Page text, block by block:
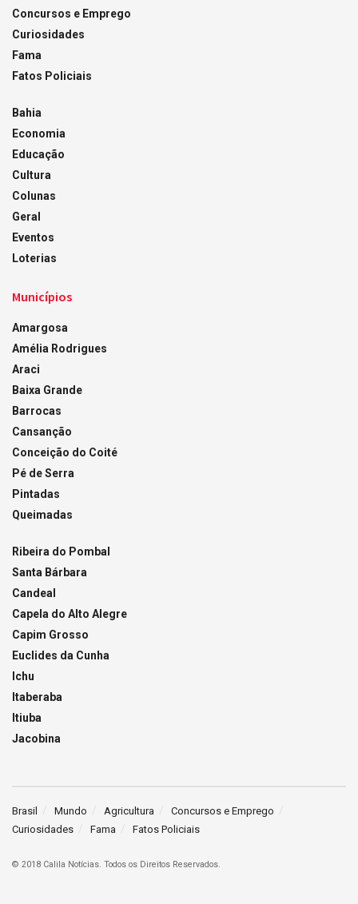
Concursos e Emprego
Curiosidades
Fama
Fatos Policiais
Bahia
Economia
Educação
Cultura
Colunas
Geral
Eventos
Loterias
Municípios
Amargosa
Amélia Rodrigues
Araci
Baixa Grande
Barrocas
Cansanção
Conceição do Coité
Pé de Serra
Pintadas
Queimadas
Ribeira do Pombal
Santa Bárbara
Candeal
Capela do Alto Alegre
Capim Grosso
Euclides da Cunha
Ichu
Itaberaba
Itiuba
Jacobina
Brasil Mundo Agricultura
Concursos e Emprego
Curiosidades
Fama Fatos Policiais
© 2018 Calila Notícias. Todos os Direitos Reservados.